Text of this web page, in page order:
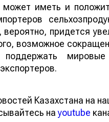
иметь и
придется
возможное
поддержать
Казахстана на
наyoutube